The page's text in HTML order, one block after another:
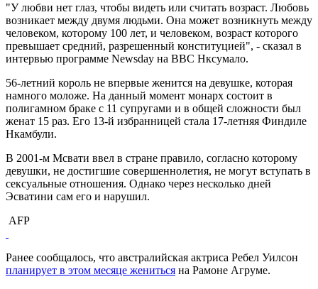
"У любви нет глаз, чтобы видеть или считать возраст. Любовь
возникает между двумя людьми. Она может возникнуть между
человеком, которому 100 лет, и человеком, возраст которого
превышает средний, разрешенный конституцией", - сказал в
интервью программе Newsday на BBC Нксумало.
56-летний король не впервые женится на девушке, которая
намного моложе. На данный момент монарх состоит в
полигамном браке с 11 супругами и в общей сложности был
женат 15 раз. Его 13-й избранницей стала 17-летняя Финдиле
Нкамбули.
В 2001-м Мсвати ввел в стране правило, согласно которому
девушки, не достигшие совершеннолетия, не могут вступать в
сексуальные отношения. Однако через несколько дней
Эсватини сам его и нарушил.
AFP
Ранее сообщалось, что австралийская актриса Ребел Уилсон
планирует в этом месяце жениться на Рамоне Агруме.